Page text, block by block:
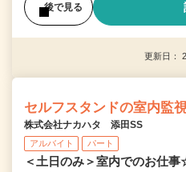
後で見る
更新日：
セルフスタンドの室内監
株式会社ナカハタ 添田SS
アルバイト パート
＜土日のみ＞室内でのお仕